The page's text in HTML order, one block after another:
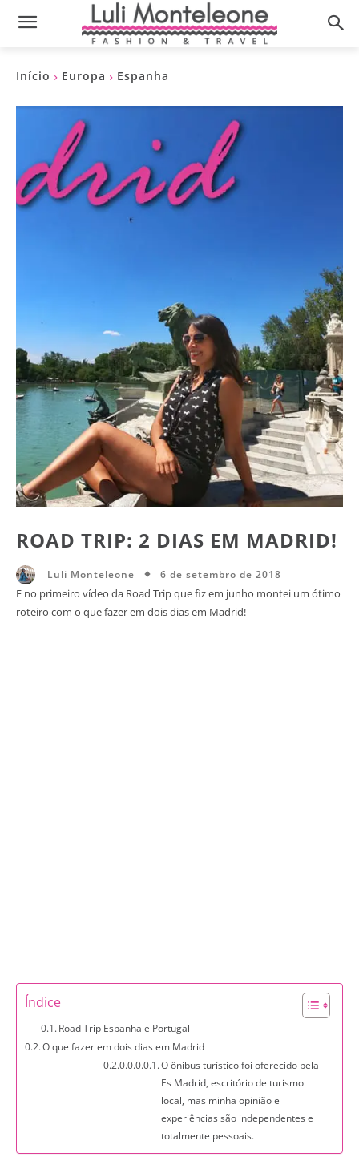
Início Europa Espanha
ROAD TRIP: 2 DIAS EM MADRID!
Luli Monteleone 6 de setembro de 2018
E no primeiro vídeo da Road Trip que fiz em junho montei um ótimo
roteiro com o que fazer em dois dias em Madrid!
Índice
Road Trip Espanha e Portugal
O que fazer em dois dias em Madrid
O ônibus turístico foi oferecido pela
Es Madrid, escritório de turismo
local, mas minha opinião e
experiências são independentes e
totalmente pessoais.